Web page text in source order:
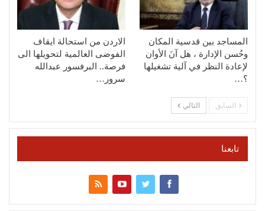
المساجد بين قدسية المكان
وحُسن الإدارة ، هل آنَ الأوان
لإعادة النظر في آلية تشغيلها
؟…
الاردن من استحالة ايقاف
الفوضى العالمية لتحويلها الى
فرصة.. البرفسور عبدالله
سرور…
السابق التالي
تابعنا